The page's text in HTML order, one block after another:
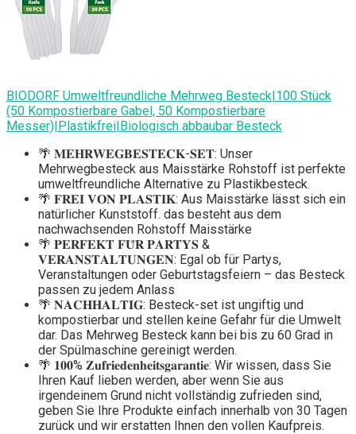
BIODORF Umweltfreundliche Mehrweg Besteck|100 Stück
(50 Kompostierbare Gabel, 50 Kompostierbare
Messer)|Plastikfrei|Biologisch abbaubar Besteck
🌴 𝐌𝐄𝐇𝐑𝐖𝐄𝐆𝐁𝐄𝐒𝐓𝐄𝐂𝐊-𝐒𝐄𝐓: Unser
Mehrwegbesteck aus Maisstärke Rohstoff ist perfekte
umweltfreundliche Alternative zu Plastikbesteck.
🌴 𝐅𝐑𝐄𝐈 𝐕𝐎𝐍 𝐏𝐋𝐀𝐒𝐓𝐈𝐊: Aus Maisstärke lässt sich ein
natürlicher Kunststoff. das besteht aus dem
nachwachsenden Rohstoff Maisstärke
🌴 𝐏𝐄𝐑𝐅𝐄𝐊𝐓 𝐅𝐔̈𝐑 𝐏𝐀𝐑𝐓𝐘𝐒 &
𝐕𝐄𝐑𝐀𝐍𝐒𝐓𝐀𝐋𝐓𝐔𝐍𝐆𝐄𝐍: Egal ob für Partys,
Veranstaltungen oder Geburtstagsfeiern – das Besteck
passen zu jedem Anlass
🌴 𝐍𝐀𝐂𝐇𝐇𝐀𝐋𝐓𝐈𝐆: Besteck-set ist ungiftig und
kompostierbar und stellen keine Gefahr für die Umwelt
dar. Das Mehrweg Besteck kann bei bis zu 60 Grad in
der Spülmaschine gereinigt werden.
🌴 𝟏𝟎𝟎% 𝐙𝐮𝐟𝐫𝐢𝐞𝐝𝐞𝐧𝐡𝐞𝐢𝐭𝐬𝐠𝐚𝐫𝐚𝐧𝐭𝐢𝐞: Wir wissen, dass Sie
Ihren Kauf lieben werden, aber wenn Sie aus
irgendeinem Grund nicht vollständig zufrieden sind,
geben Sie Ihre Produkte einfach innerhalb von 30 Tagen
zurück und wir erstatten Ihnen den vollen Kaufpreis.